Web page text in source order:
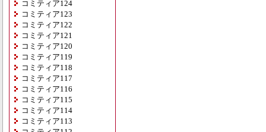
コミティア124
コミティア123
コミティア122
コミティア121
コミティア120
コミティア119
コミティア118
コミティア117
コミティア116
コミティア115
コミティア114
コミティア113